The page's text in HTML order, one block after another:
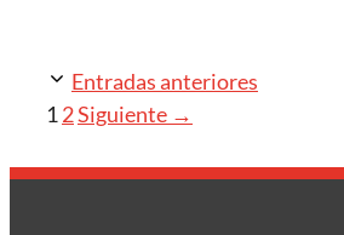
Entradas anteriores
1 2Siguiente →